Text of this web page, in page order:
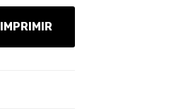
IMPRIMIR